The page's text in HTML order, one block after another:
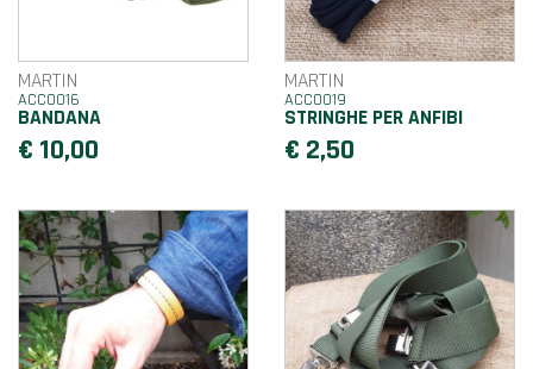
MARTIN
ACC0016
BANDANA
€ 10,00
MARTIN
ACC0019
STRINGHE PER ANFIBI
€ 2,50